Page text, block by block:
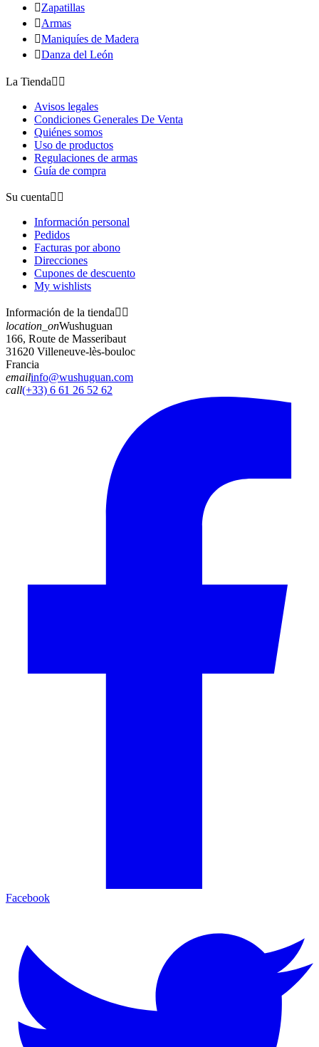
Zapatillas
Armas
Maniquíes de Madera
Danza del León
La Tienda 
Avisos legales
Condiciones Generales De Venta
Quiénes somos
Uso de productos
Regulaciones de armas
Guía de compra
Su cuenta 
Información personal
Pedidos
Facturas por abono
Direcciones
Cupones de descuento
My wishlists
Información de la tienda 
location_onWushuguan
166, Route de Masseribaut
31620 Villeneuve-lès-bouloc
Francia
emailinfo@wushuguan.com
call(+33) 6 61 26 52 62
Facebook